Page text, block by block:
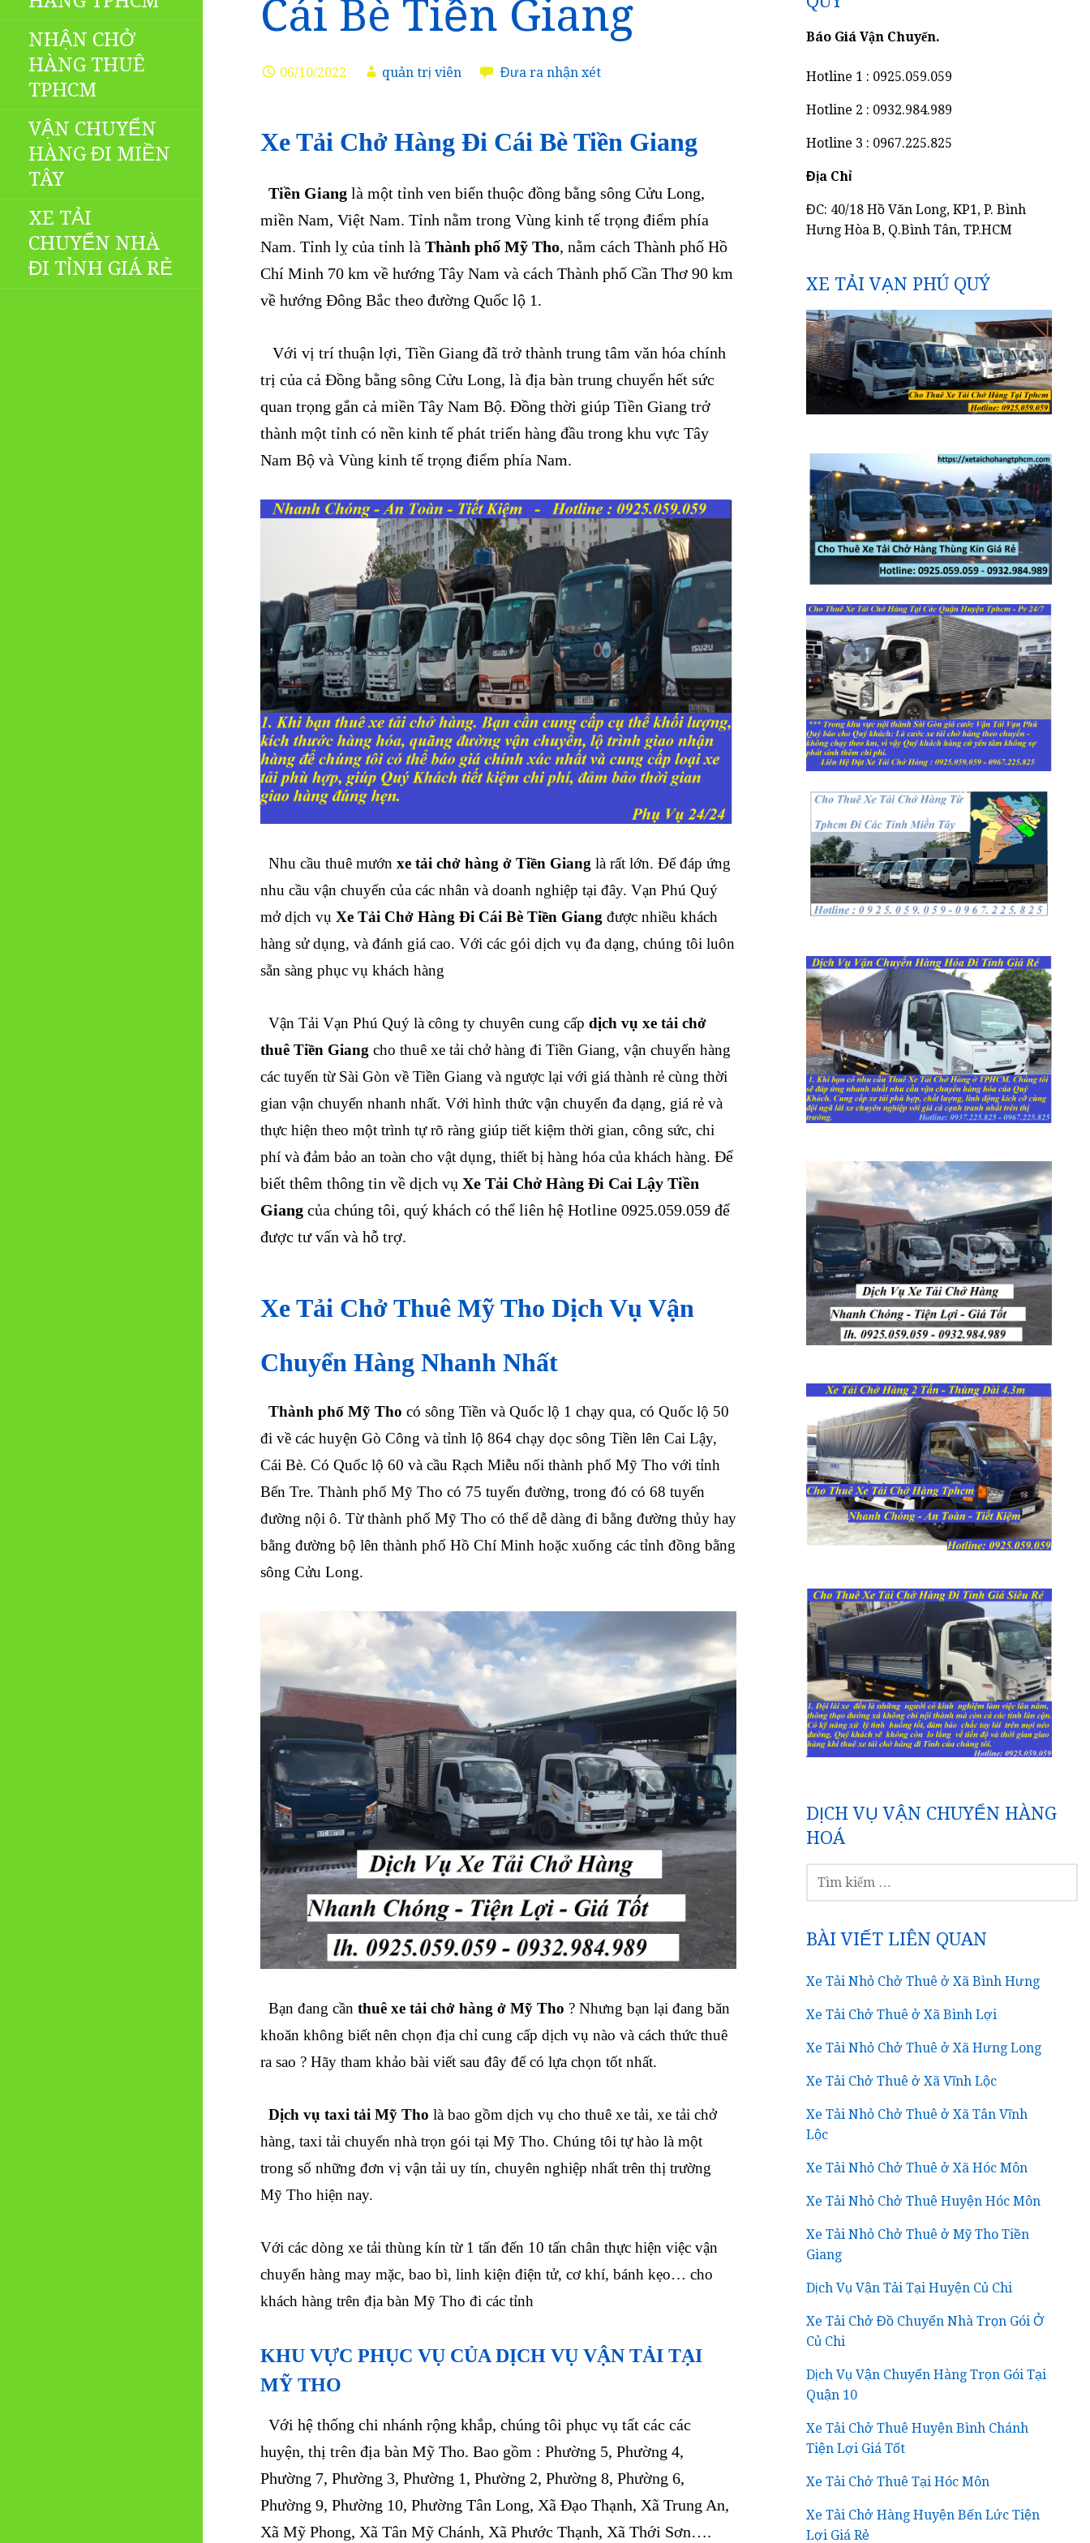
NHẬN CHỞ
HÀNG THUÊ
TPHCM
VẬN CHUYỂN
HÀNG ĐI MIỀN
TÂY
XE TẢI
CHUYỂN NHÀ
ĐI TỈNH GIÁ RẺ
Cái Bè Tiền Giang
06/10/2022 quản trị viên Đưa ra nhận xét
Xe Tải Chở Hàng Đi Cái Bè Tiền Giang
Tiền Giang là một tỉnh ven biển thuộc đồng bằng sông Cửu Long,
miền Nam, Việt Nam. Tỉnh nằm trong Vùng kinh tế trọng điểm phía
Nam. Tỉnh lỵ của tỉnh là Thành phố Mỹ Tho, nằm cách Thành phố Hồ
Chí Minh 70 km về hướng Tây Nam và cách Thành phố Cần Thơ 90 km
về hướng Đông Bắc theo đường Quốc lộ 1.
Với vị trí thuận lợi, Tiền Giang đã trở thành trung tâm văn hóa chính
trị của cả Đồng bằng sông Cửu Long, là địa bàn trung chuyển hết sức
quan trọng gắn cả miền Tây Nam Bộ. Đồng thời giúp Tiền Giang trở
thành một tỉnh có nền kinh tế phát triển hàng đầu trong khu vực Tây
Nam Bộ và Vùng kinh tế trọng điểm phía Nam.
Nhu cầu thuê mướn xe tải chở hàng ở Tiền Giang là rất lớn. Để đáp ứng
nhu cầu vận chuyển của các nhân và doanh nghiệp tại đây. Vạn Phú Quý
mở dịch vụ Xe Tải Chở Hàng Đi Cái Bè Tiền Giang được nhiều khách
hàng sử dụng, và đánh giá cao. Với các gói dịch vụ đa dạng, chúng tôi luôn
sẵn sàng phục vụ khách hàng
Vận Tải Vạn Phú Quý là công ty chuyên cung cấp dịch vụ xe tải chở
thuê Tiền Giang cho thuê xe tải chở hàng đi Tiền Giang, vận chuyển hàng
các tuyến từ Sài Gòn về Tiền Giang và ngược lại với giá thành rẻ cùng thời
gian vận chuyển nhanh nhất. Với hình thức vận chuyển đa dạng, giá rẻ và
thực hiện theo một trình tự rõ ràng giúp tiết kiệm thời gian, công sức, chi
phí và đảm bảo an toàn cho vật dụng, thiết bị hàng hóa của khách hàng. Để
biết thêm thông tin về dịch vụ Xe Tải Chở Hàng Đi Cai Lậy Tiền
Giang của chúng tôi, quý khách có thể liên hệ Hotline 0925.059.059 để
được tư vấn và hỗ trợ.
Xe Tải Chở Thuê Mỹ Tho Dịch Vụ Vận
Chuyển Hàng Nhanh Nhất
Thành phố Mỹ Tho có sông Tiền và Quốc lộ 1 chạy qua, có Quốc lộ 50
đi về các huyện Gò Công và tỉnh lộ 864 chạy dọc sông Tiền lên Cai Lậy,
Cái Bè. Có Quốc lộ 60 và cầu Rạch Miễu nối thành phố Mỹ Tho với tỉnh
Bến Tre. Thành phố Mỹ Tho có 75 tuyến đường, trong đó có 68 tuyến
đường nội ô. Từ thành phố Mỹ Tho có thể dễ dàng đi bằng đường thủy hay
bằng đường bộ lên thành phố Hồ Chí Minh hoặc xuống các tỉnh đồng bằng
sông Cửu Long.
Bạn đang cần thuê xe tải chở hàng ở Mỹ Tho ? Nhưng bạn lại đang băn
khoăn không biết nên chọn địa chỉ cung cấp dịch vụ nào và cách thức thuê
ra sao ? Hãy tham khảo bài viết sau đây để có lựa chọn tốt nhất.
Dịch vụ taxi tải Mỹ Tho là bao gồm dịch vụ cho thuê xe tải, xe tải chở
hàng, taxi tải chuyển nhà trọn gói tại Mỹ Tho. Chúng tôi tự hào là một
trong số những đơn vị vận tải uy tín, chuyên nghiệp nhất trên thị trường
Mỹ Tho hiện nay.
Với các dòng xe tải thùng kín từ 1 tấn đến 10 tấn chân thực hiện việc vận
chuyển hàng may mặc, bao bì, linh kiện điện tử, cơ khí, bánh kẹo… cho
khách hàng trên địa bàn Mỹ Tho đi các tỉnh
KHU VỰC PHỤC VỤ CỦA DỊCH VỤ VẬN TẢI TẠI
MỸ THO
Với hệ thống chi nhánh rộng khắp, chúng tôi phục vụ tất các các
huyện, thị trên địa bàn Mỹ Tho. Bao gồm : Phường 5, Phường 4,
Phường 7, Phường 3, Phường 1, Phường 2, Phường 8, Phường 6,
Phường 9, Phường 10, Phường Tân Long, Xã Đạo Thạnh, Xã Trung An,
Xã Mỹ Phong, Xã Tân Mỹ Chánh, Xã Phước Thạnh, Xã Thới Sơn….
Báo Giá Vận Chuyển.
Hotline 1 : 0925.059.059
Hotline 2 : 0932.984.989
Hotline 3 : 0967.225.825
Địa Chỉ
ĐC: 40/18 Hồ Văn Long, KP1, P. Bình
Hưng Hòa B, Q.Bình Tân, TP.HCM
XE TẢI VẠN PHÚ QUÝ
DỊCH VỤ VẬN CHUYỂN HÀNG
HOÁ
KIẾM
BÀI VIẾT LIÊN QUAN
Xe Tải Nhỏ Chở Thuê ở Xã Bình Hưng
Xe Tải Chở Thuê ở Xã Bình Lợi
Xe Tải Nhỏ Chở Thuê ở Xã Hưng Long
Xe Tải Chở Thuê ở Xã Vĩnh Lộc
Xe Tải Nhỏ Chở Thuê ở Xã Tân Vĩnh
Lộc
Xe Tải Nhỏ Chở Thuê ở Xã Hóc Môn
Xe Tải Nhỏ Chở Thuê Huyện Hóc Môn
Xe Tải Nhỏ Chở Thuê ở Mỹ Tho Tiền
Giang
Dịch Vụ Vận Tải Tại Huyện Củ Chi
Xe Tải Chở Đồ Chuyển Nhà Trọn Gói Ở
Củ Chi
Dịch Vụ Vận Chuyển Hàng Trọn Gói Tại
Quận 10
Xe Tải Chở Thuê Huyện Bình Chánh
Tiện Lợi Giá Tốt
Xe Tải Chở Thuê Tại Hóc Môn
Xe Tải Chở Hàng Huyện Bến Lức Tiện
Lợi Giá Rẻ